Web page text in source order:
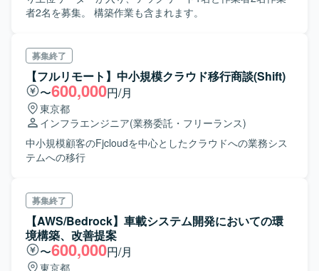
者2名を募集。 構築作業も含まれます。
募集終了
【フルリモート】中小規模クラウド移行商談(Shift)
〜600,000円/月
東京都
インフラエンジニア(業務委託・フリーランス)
中小規模顧客のFjcloudを中心としたクラウドへの業務シス
テムへの移行
募集終了
【AWS/Bedrock】車載システム開発においての環
境構築、改善提案
〜600,000円/月
東京都